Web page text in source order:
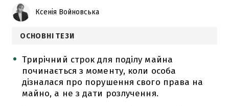
Ксенія Войновська
ОСНОВНІ ТЕЗИ
Трирічний строк для поділу майна
починається з моменту, коли особа
дізналася про порушення свого права на
майно, а не з дати розлучення.